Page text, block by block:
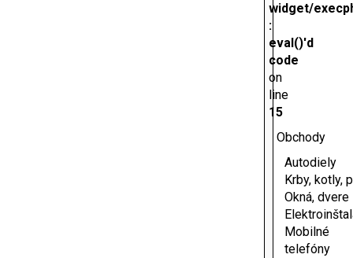
widget/
:
eval()'d
code
on
line
15
Obchody
Autodiely
Krby, kotly,
Okná, dvere
Mobilné
telefóny